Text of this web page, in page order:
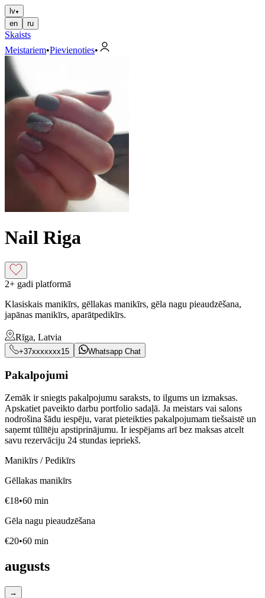
lv
en
ru
Skaists
Meistariem•Pievienoties•
Nail Riga
2+ gadi platformā
Klasiskais manikīrs, gēllakas manikīrs, gēla nagu pieaudzēšana,
japānas manikīrs, aparātpedikīrs.
Rīga, Latvia
+37xxxxxxx15 Whatsapp Chat
Pakalpojumi
Zemāk ir sniegts pakalpojumu saraksts, to ilgums un izmaksas.
Apskatiet paveikto darbu portfolio sadaļā. Ja meistars vai salons
nodrošina šādu iespēju, varat pieteikties pakalpojumam tiešsaistē un
saņemt tūlītēju apstiprinājumu. Ir iespējams arī bez maksas atcelt
savu rezervāciju 24 stundas iepriekš.
Manikīrs / Pedikīrs
Gēllakas manikīrs
€18•60 min
Gēla nagu pieaudzēšana
€20•60 min
augusts
→